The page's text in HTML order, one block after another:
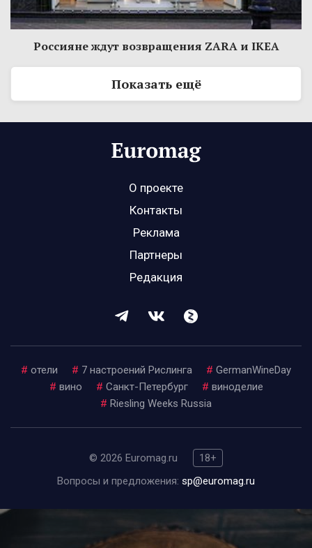
Россияне ждут возвращения ZARA и IKEA
Показать ещё
О проекте
Контакты
Реклама
Партнеры
Редакция
# отели # 7 настроений Рислинга # GermanWineDay
# вино # Санкт-Петербург # виноделие
# Riesling Weeks Russia
© 2026 Euromag.ru
18+
Вопросы и предложения: sp@euromag.ru